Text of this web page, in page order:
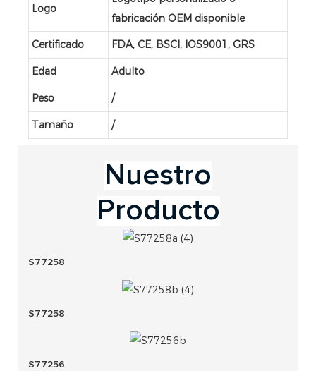
Logo
fabricación OEM disponible
Certificado FDA, CE, BSCI, IOS9001, GRS
Edad Adulto
Peso /
Tamaño /
Nuestro
Producto
S77258
S77258
S77256